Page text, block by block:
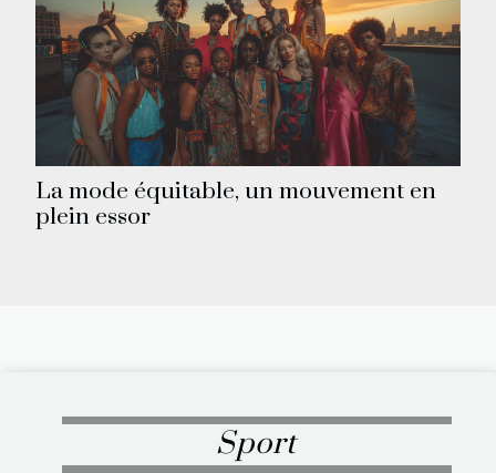
La mode équitable, un mouvement en
plein essor
Sport